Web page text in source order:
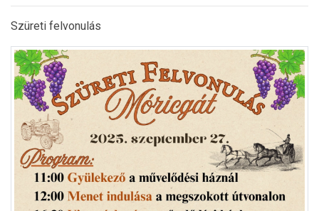
Szüreti felvonulás